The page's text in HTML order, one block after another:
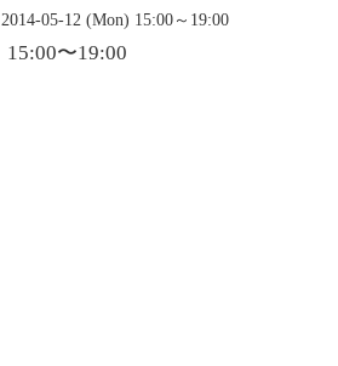
2014-05-12 (Mon) 15:00～19:00
15:00〜19:00